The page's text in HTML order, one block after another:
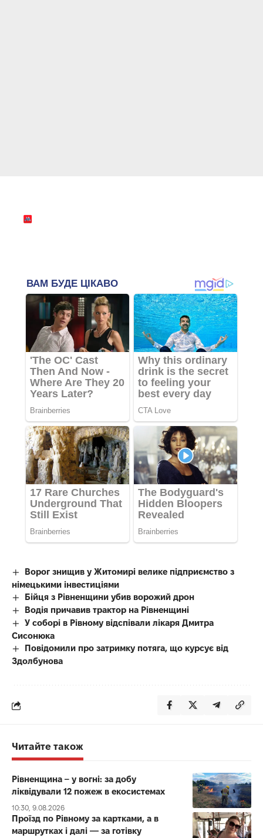
Ворог знищив у Житомирі велике підприємство з
німецькими інвестиціями
Бійця з Рівненщини убив ворожий дрон
Водія причавив трактор на Рівненщині
У соборі в Рівному відспівали лікаря Дмитра
Сисонюка
Повідомили про затримку потяга, що курсує від
Здолбунова
Читайте також
Рівненщина – у вогні: за добу
ліквідували 12 пожеж в екосистемах
10:30, 9.08.2026
Проїзд по Рівному за картками, а в
маршрутках і далі — за готівку